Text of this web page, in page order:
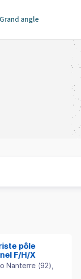
pôle
F/H/X
Nanterre (92)
Grand angle